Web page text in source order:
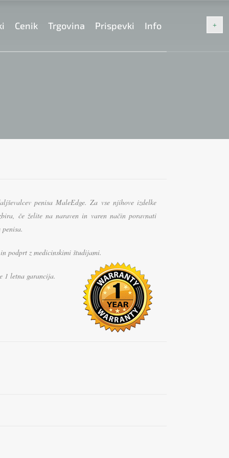
Cenik Trgovina Prispevki Info
penisa MaleEdge. Za vse njihove izdelke
če želite na naraven in varen način poravnati
podprt z medicinskimi študijami.
1 letna garancija.